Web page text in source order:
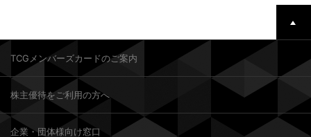
TCGメンバーズカードのご案内
株主優待をご利用の方へ
企業・団体様向け窓口